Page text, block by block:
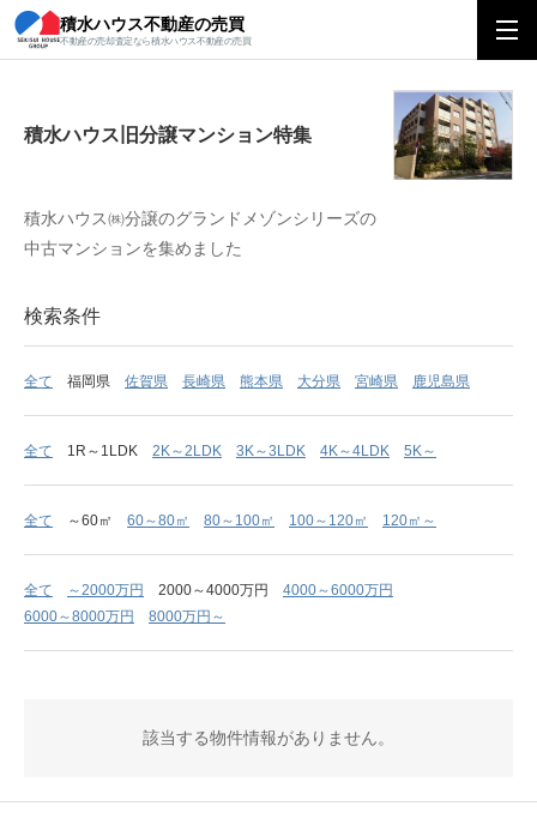
積水ハウス不動産の売買
不動産の売却査定なら積水ハウス不動産の売買
積水ハウス旧分譲マンション特集
積水ハウス旧分譲マンション特集
積水ハウス㈱分譲のグランドメゾンシリーズの
中古マンションを集めました
検索条件
全て 福岡県 佐賀県 長崎県 熊本県 大分県 宮崎県 鹿児島県
全て 1R～1LDK 2K～2LDK 3K～3LDK 4K～4LDK 5K～
全て ～60㎡ 60～80㎡ 80～100㎡ 100～120㎡ 120㎡～
全て ～2000万円 2000～4000万円
4000～6000万円
6000～8000万円
8000万円～
該当する物件情報がありません。